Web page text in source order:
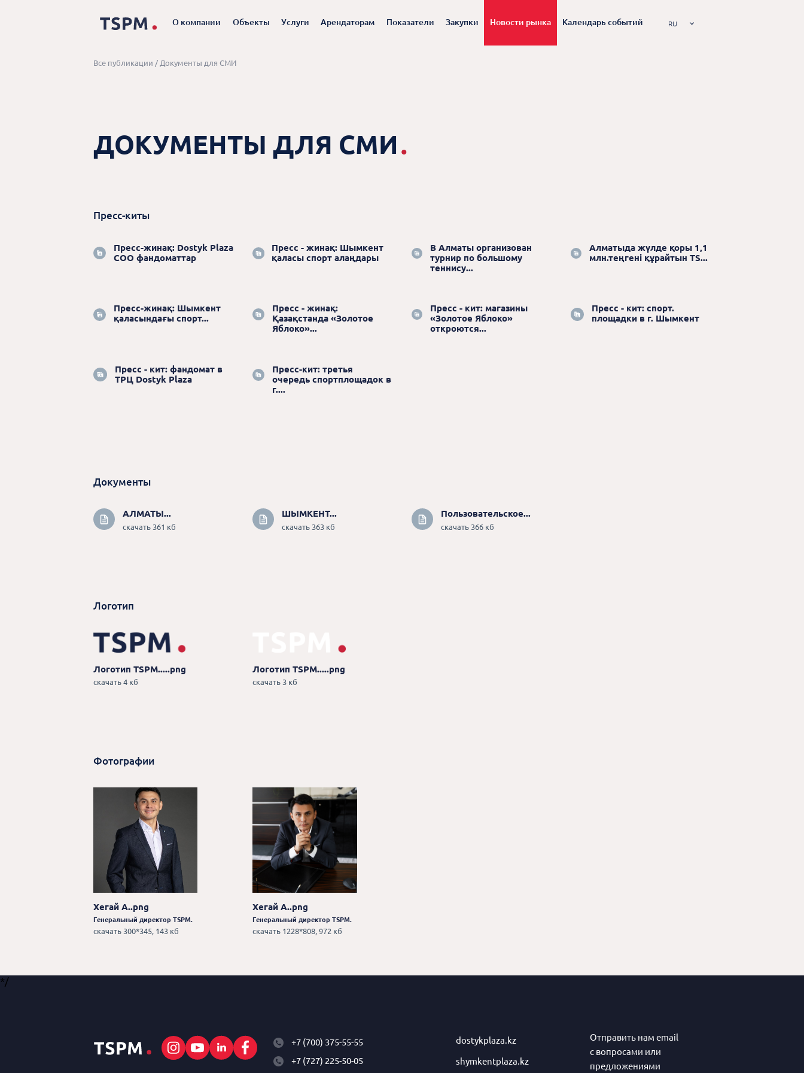
О компании Объекты Услуги Арендаторам Показатели Закупки Новости рынка Календарь событий RU
Все публикации / Документы для СМИ
ДОКУМЕНТЫ ДЛЯ СМИ.
Пресс-киты
Пресс-жинақ: Dostyk Plaza
СОО фандоматтар
Пресс - жинақ: Шымкент
қаласы спорт алаңдары
В Алматы организован
турнир по большому
теннису...
Алматыда жүлде қоры 1,1
млн.теңгені құрайтын TS...
Пресс-жинақ: Шымкент
қаласындағы спорт...
Пресс - жинақ:
Қазақстанда «Золотое
Яблоко»...
Пресс - кит: магазины
«Золотое Яблоко»
откроются...
Пресс - кит: спорт.
площадки в г. Шымкент
Пресс - кит: фандомат в
ТРЦ Dostyk Plaza
Пресс-кит: третья
очередь спортплощадок в
г....
Документы
АЛМАТЫ...
скачать 361 кб
ШЫМКЕНТ...
скачать 363 кб
Пользовательское...
скачать 366 кб
Логотип
Логотип TSPM.....png
скачать 4 кб
Логотип TSPM.....png
скачать 3 кб
Фотографии
Хегай А..png
Генеральный директор TSPM.
скачать 300*345, 143 кб
Хегай А..png
Генеральный директор TSPM.
скачать 1228*808, 972 кб
*/
+7 (700) 375-55-55
+7 (727) 225-50-05
dostykplaza.kz
shymkentplaza.kz
Отправить нам email
с вопросами или
предложениями